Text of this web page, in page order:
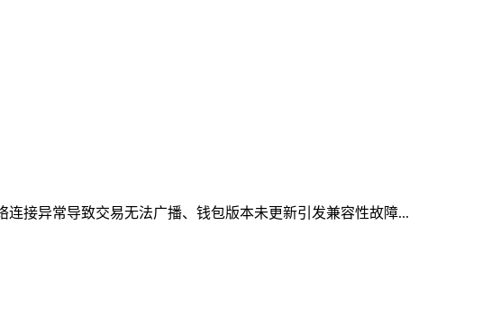
接异常导致交易无法广播、钱包版本未更新引发兼容性故障...